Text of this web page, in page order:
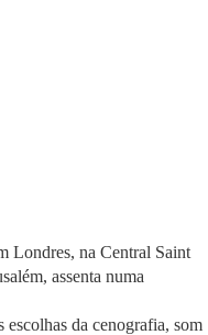
Londres, na Central Saint
assenta numa
escolhas da cenografia, som